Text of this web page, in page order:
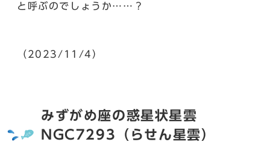
と呼ぶのでしょうか……？
（2023/11/4）
みずがめ座の惑星状星雲
NGC7293（らせん星雲）